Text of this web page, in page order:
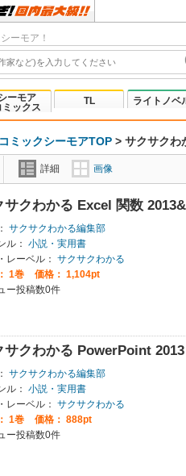
ーモア！
ーモア
ミックス
TL ライトノベ
ミックシーモアTOP > サクサクわ
詳細 画像
サクわかる Excel 関数
サクサクわかる編集部
ル： 小説・実用書
レーベル： サクサクわかる
1巻
価格： 1,104pt
ー投稿数0件
サクわかる PowerPoint 2013
サクサクわかる編集部
ル： 小説・実用書
レーベル： サクサクわかる
1巻
価格： 888pt
ー投稿数0件